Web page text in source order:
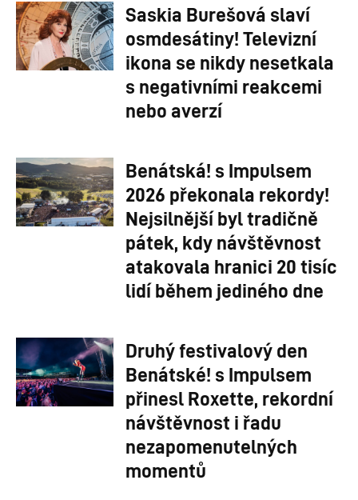
Saskia Burešová slaví
osmdesátiny! Televizní
ikona se nikdy nesetkala
s negativními reakcemi
nebo averzí
Benátská! s Impulsem
2026 překonala rekordy!
Nejsilnější byl tradičně
pátek, kdy návštěvnost
atakovala hranici 20 tisíc
lidí během jediného dne
Druhý festivalový den
Benátské! s Impulsem
přinesl Roxette, rekordní
návštěvnost i řadu
nezapomenutelných
momentů